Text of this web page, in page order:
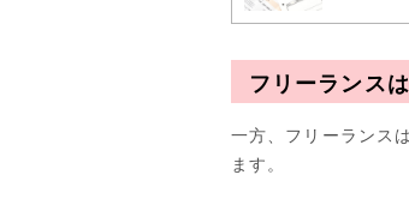
フリーランス
一方、フリーランス
ます。